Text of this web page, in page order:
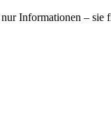
Informationen – sie